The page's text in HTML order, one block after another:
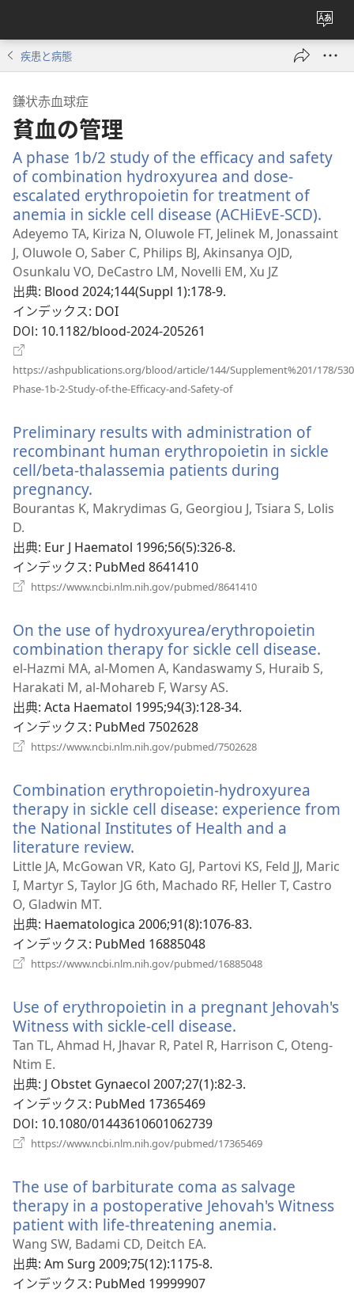
サ
ト
変
疾患と病態
鎌状赤血球症
貧血の管理
A phase 1b/2 study of the efficacy and safety
of combination hydroxyurea and dose-
escalated erythropoietin for treatment of
anemia in sickle cell disease (ACHiEvE-SCD).
し
Adeyemo TA, Kiriza N, Oluwole FT, Jelinek M, Jonassaint
J, Oluwole O, Saber C, Philips BJ, Akinsanya OJD,
Osunkalu VO, DeCastro LM, Novelli EM, Xu JZ
出典‎: Blood 2024;144(Suppl 1):178-9.
インデックス‎: DOI
DOI‎: 10.1182/blood-2024-205261
https://ashpublications.org/blood/article/144/Supplement%201/178/
Phase-1b-2-Study-of-the-Efficacy-and-Safety-of（新
タ
ブ
で
開
Preliminary results with administration of
recombinant human erythropoietin in sickle
cell/beta-thalassemia patients during
pregnancy.
し
タ
ブ
で
く）
Bourantas K, Makrydimas G, Georgiou J, Tsiara S, Lolis
D.
出典‎: Eur J Haematol 1996;56(5):326-8.
インデックス‎: PubMed 8641410
https://www.ncbi.nlm.nih.gov/pubmed/8641410
タ
ブ
で
開
On the use of hydroxyurea/erythropoietin
combination therapy for sickle cell disease.
し
el-Hazmi MA, al-Momen A, Kandaswamy S, Huraib S,
Harakati M, al-Mohareb F, Warsy AS.
出典‎: Acta Haematol 1995;94(3):128-34.
インデックス‎: PubMed 7502628
https://www.ncbi.nlm.nih.gov/pubmed/7502628
タ
ブ
で
開
Combination erythropoietin-hydroxyurea
therapy in sickle cell disease: experience from
the National Institutes of Health and a
literature review.
し
い
ブ
で
開
Little JA, McGowan VR, Kato GJ, Partovi KS, Feld JJ, Maric
I, Martyr S, Taylor JG 6th, Machado RF, Heller T, Castro
O, Gladwin MT.
出典‎: Haematologica 2006;91(8):1076-83.
インデックス‎: PubMed 16885048
https://www.ncbi.nlm.nih.gov/pubmed/16885048
タ
ブ
開
Use of erythropoietin in a pregnant Jehovah's
Witness with sickle-cell disease.
し
タ
開
Tan TL, Ahmad H, Jhavar R, Patel R, Harrison C, Oteng-
Ntim E.
出典‎: J Obstet Gynaecol 2007;27(1):82-3.
インデックス‎: PubMed 17365469
DOI‎: 10.1080/01443610601062739
https://www.ncbi.nlm.nih.gov/pubmed/17365469
タ
ブ
で
開
The use of barbiturate coma as salvage
therapy in a postoperative Jehovah's Witness
patient with life-threatening anemia.
Wang SW, Badami CD, Deitch EA.
出典‎: Am Surg 2009;75(12):1175-8.
インデックス‎: PubMed 19999907